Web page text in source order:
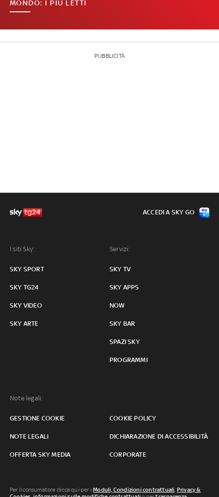
MONDO: I PIÙ LETTI
PUBBLICITÀ
I siti Sky:
SKY SPORT
SKY TG24
SKY VIDEO
SKY ARTE
Servizi:
SKY TV
SKY APPS
NOW
SKY BAR
SPAZI SKY
PROGRAMMI
Note legali:
GESTIONE COOKIE COOKIE POLICY
NOTE LEGALI DICHIARAZIONE DI ACCESSIBILITÀ
OFFERTA SKY MEDIA CORPORATE
ACCEDI A SKY GO
Per il consumatore clicca qui per iModuli, Condizioni contrattuali, Privacy &